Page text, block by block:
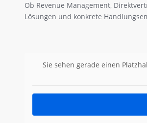
Ob Revenue Management,
Lösungen und konkrete
Sie sehen gerade einen